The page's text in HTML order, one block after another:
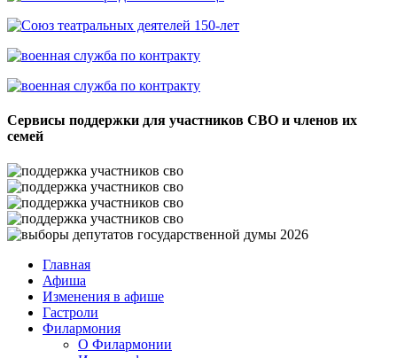
Сервисы поддержки для участников СВО и членов их
семей
Главная
Афиша
Изменения в афише
Гастроли
Филармония
О Филармонии